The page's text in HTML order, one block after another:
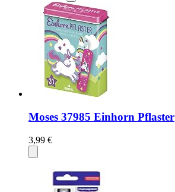
Moses 37985 Einhorn Pflaster
3,99 €